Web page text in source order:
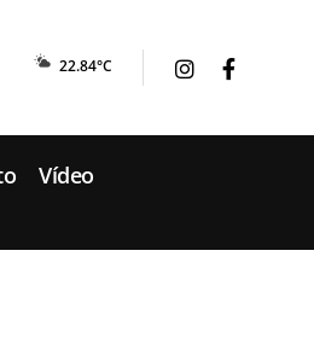
22.84°C
Vídeo